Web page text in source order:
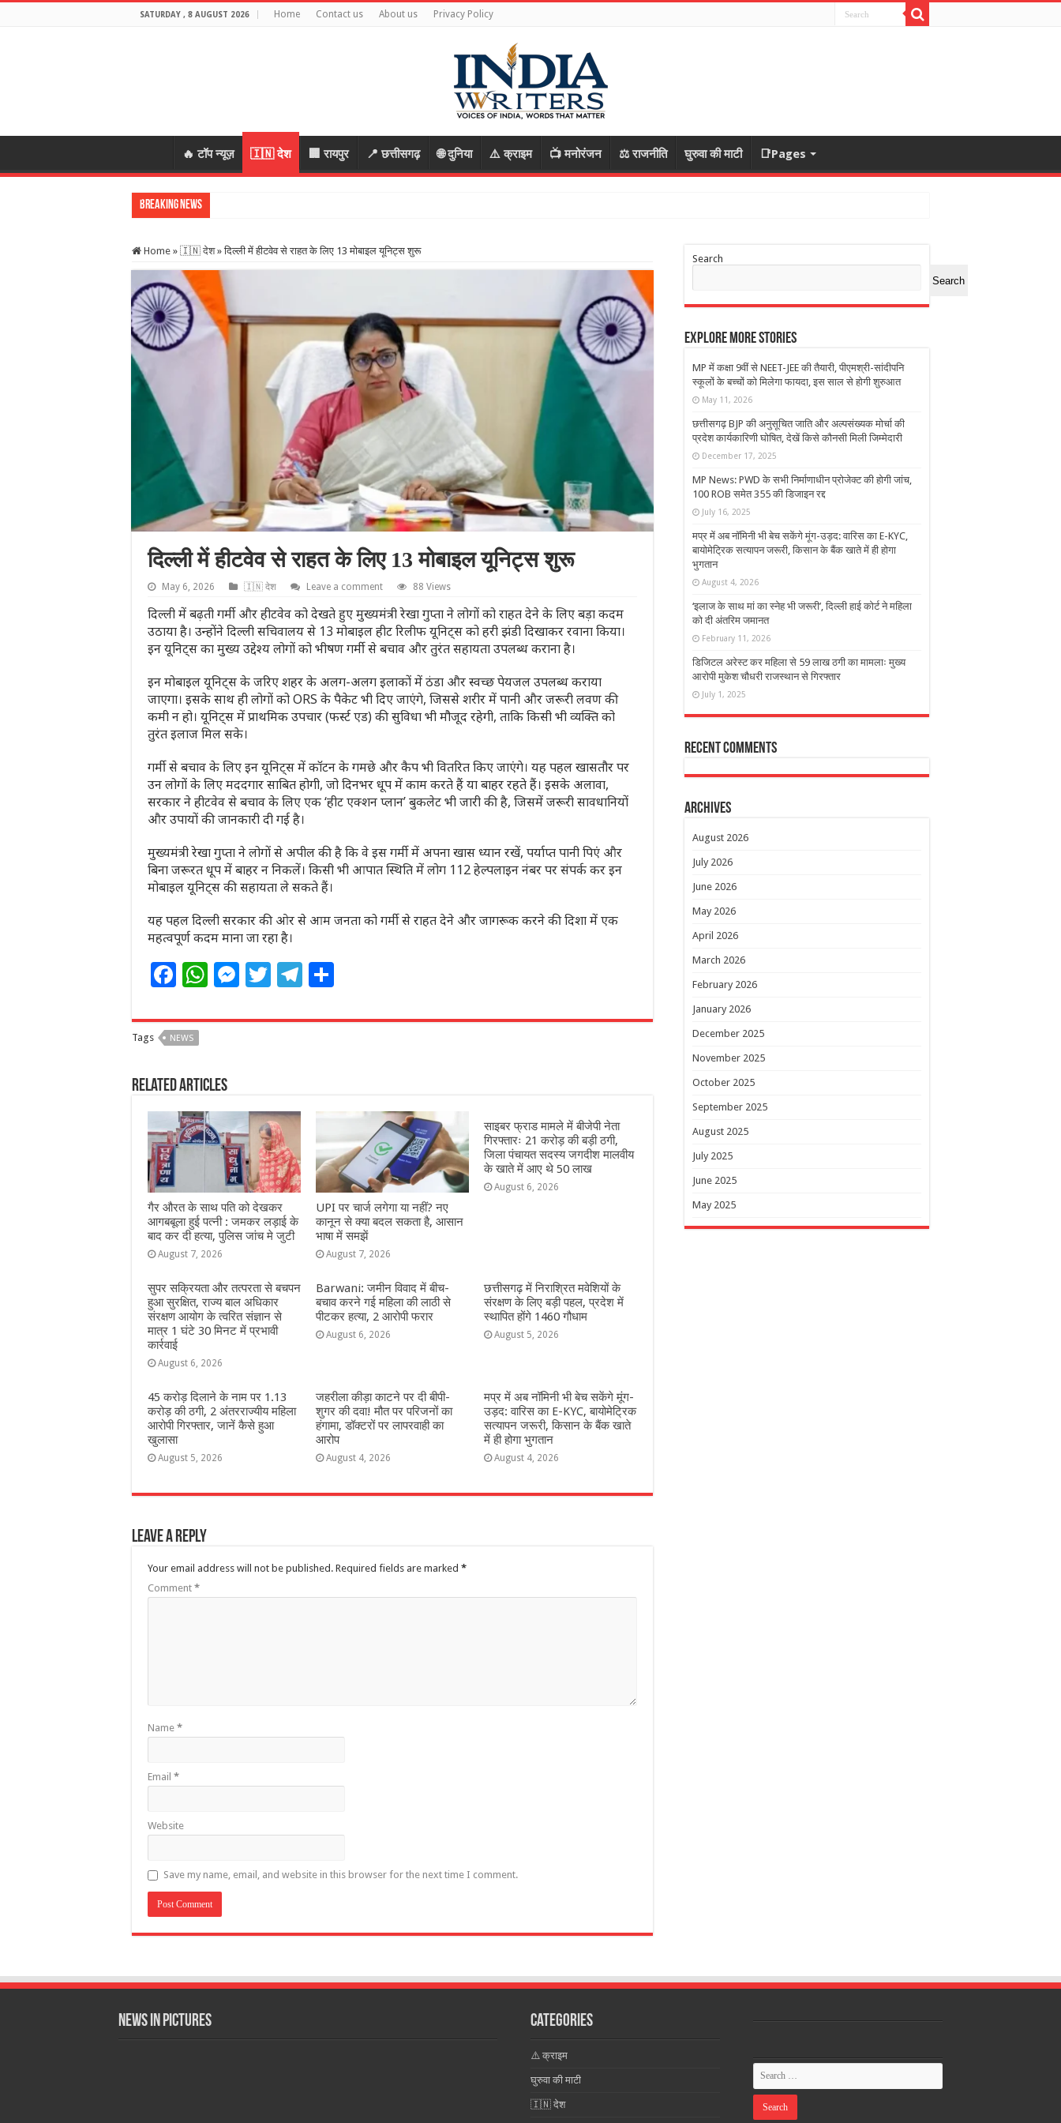
SATURDAY , 8 AUGUST 2026 Home Contact us About us Privacy Policy
🔥 टॉप न्यूज़ 🇮🇳 देश 🏢 रायपुर 📍 छत्तीसगढ़ 🌐 दुनिया ⚠️ क्राइम 📺 मनोरंजन ⚖️ राजनीति घुरुवा की माटी 📑Pages
Breaking News
Home » 🇮🇳 देश » दिल्ली में हीटवेव से राहत के लिए 13 मोबाइल यूनिट्स शुरू
दिल्ली में हीटवेव से राहत के लिए 13 मोबाइल यूनिट्स शुरू
May 6, 2026 🇮🇳 देश Leave a comment 88 Views
दिल्ली में बढ़ती गर्मी और हीटवेव को देखते हुए मुख्यमंत्री रेखा गुप्ता ने लोगों को राहत देने के लिए बड़ा कदम
उठाया है। उन्होंने दिल्ली सचिवालय से 13 मोबाइल हीट रिलीफ यूनिट्स को हरी झंडी दिखाकर रवाना किया।
इन यूनिट्स का मुख्य उद्देश्य लोगों को भीषण गर्मी से बचाव और तुरंत सहायता उपलब्ध कराना है।
इन मोबाइल यूनिट्स के जरिए शहर के अलग-अलग इलाकों में ठंडा और स्वच्छ पेयजल उपलब्ध कराया
जाएगा। इसके साथ ही लोगों को ORS के पैकेट भी दिए जाएंगे, जिससे शरीर में पानी और जरूरी लवण की
कमी न हो। यूनिट्स में प्राथमिक उपचार (फर्स्ट एड) की सुविधा भी मौजूद रहेगी, ताकि किसी भी व्यक्ति को
तुरंत इलाज मिल सके।
गर्मी से बचाव के लिए इन यूनिट्स में कॉटन के गमछे और कैप भी वितरित किए जाएंगे। यह पहल खासतौर पर
उन लोगों के लिए मददगार साबित होगी, जो दिनभर धूप में काम करते हैं या बाहर रहते हैं। इसके अलावा,
सरकार ने हीटवेव से बचाव के लिए एक ‘हीट एक्शन प्लान’ बुकलेट भी जारी की है, जिसमें जरूरी सावधानियों
और उपायों की जानकारी दी गई है।
मुख्यमंत्री रेखा गुप्ता ने लोगों से अपील की है कि वे इस गर्मी में अपना खास ध्यान रखें, पर्याप्त पानी पिएं और
बिना जरूरत धूप में बाहर न निकलें। किसी भी आपात स्थिति में लोग 112 हेल्पलाइन नंबर पर संपर्क कर इन
मोबाइल यूनिट्स की सहायता ले सकते हैं।
यह पहल दिल्ली सरकार की ओर से आम जनता को गर्मी से राहत देने और जागरूक करने की दिशा में एक
महत्वपूर्ण कदम माना जा रहा है।
F
c
e
b
o
o
k
W
at
A
p
p
M
ss
e
r
T
itt
T
e ar
Tags NEWS
Related Articles
गैर औरत के साथ पति को देखकर
आगबबूला हुई पत्नी : जमकर लड़ाई के
बाद कर दी हत्या, पुलिस जांच मे जुटी
August 7, 2026
UPI पर चार्ज लगेगा या नहीं? नए
कानून से क्या बदल सकता है, आसान
भाषा में समझें
August 7, 2026
साइबर फ्राड मामले में बीजेपी नेता
गिरफ्तारः 21 करोड़ की बड़ी ठगी,
जिला पंचायत सदस्य जगदीश मालवीय
के खाते में आए थे 50 लाख
August 6, 2026
सुपर सक्रियता और तत्परता से बचपन
हुआ सुरक्षित, राज्य बाल अधिकार
संरक्षण आयोग के त्वरित संज्ञान से
मात्र 1 घंटे 30 मिनट में प्रभावी
कार्रवाई
August 6, 2026
Barwani: जमीन विवाद में बीच-
बचाव करने गई महिला की लाठी से
पीटकर हत्या, 2 आरोपी फरार
August 6, 2026
छत्तीसगढ़ में निराश्रित मवेशियों के
संरक्षण के लिए बड़ी पहल, प्रदेश में
स्थापित होंगे 1460 गौधाम
August 5, 2026
45 करोड़ दिलाने के नाम पर 1.13
करोड़ की ठगी, 2 अंतरराज्यीय महिला
आरोपी गिरफ्तार, जानें कैसे हुआ
खुलासा
August 5, 2026
जहरीला कीड़ा काटने पर दी बीपी-
शुगर की दवा! मौत पर परिजनों का
हंगामा, डॉक्टरों पर लापरवाही का
आरोप
August 4, 2026
मप्र में अब नॉमिनी भी बेच सकेंगे मूंग-
उड़द: वारिस का E-KYC, बायोमेट्रिक
सत्यापन जरूरी, किसान के बैंक खाते
में ही होगा भुगतान
August 4, 2026
Leave a Reply
Your email address will not be published. Required fields are marked *
Comment *
Name *
Email *
Website
Save my name, email, and website in this browser for the next time I comment.
Search
Search
Explore More Stories
MP में कक्षा 9वीं से NEET-JEE की तैयारी, पीएमश्री-सांदीपनि
स्कूलों के बच्चों को मिलेगा फायदा, इस साल से होगी शुरुआत
May 11, 2026
छत्तीसगढ़ BJP की अनुसूचित जाति और अल्पसंख्यक मोर्चा की
प्रदेश कार्यकारिणी घोषित, देखें किसे कौनसी मिली जिम्मेदारी
December 17, 2025
MP News: PWD के सभी निर्माणाधीन प्रोजेक्ट की होगी जांच,
100 ROB समेत 355 की डिजाइन रद्द
July 16, 2025
मप्र में अब नॉमिनी भी बेच सकेंगे मूंग-उड़द: वारिस का E-KYC,
बायोमेट्रिक सत्यापन जरूरी, किसान के बैंक खाते में ही होगा
भुगतान
August 4, 2026
‘इलाज के साथ मां का स्नेह भी जरूरी’, दिल्ली हाई कोर्ट ने महिला
को दी अंतरिम जमानत
February 11, 2026
डिजिटल अरेस्ट कर महिला से 59 लाख ठगी का मामलाः मुख्य
आरोपी मुकेश चौधरी राजस्थान से गिरफ्तार
July 1, 2025
Recent Comments
Archives
August 2026
July 2026
June 2026
May 2026
April 2026
March 2026
February 2026
January 2026
December 2025
November 2025
October 2025
September 2025
August 2025
July 2025
June 2025
May 2025
News in Pictures Categories
⚠️ क्राइम
घुरुवा की माटी
🇮🇳 देश